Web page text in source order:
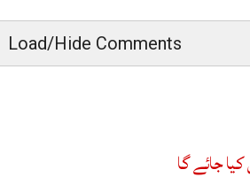
Load/Hide Comments
جائے گا